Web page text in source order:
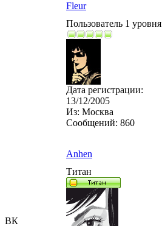
ВК
Fleur
Пользователь 1 уровня
Дата регистрации:
13/12/2005
Из: Москва
Сообщений: 860
Anhen
Титан